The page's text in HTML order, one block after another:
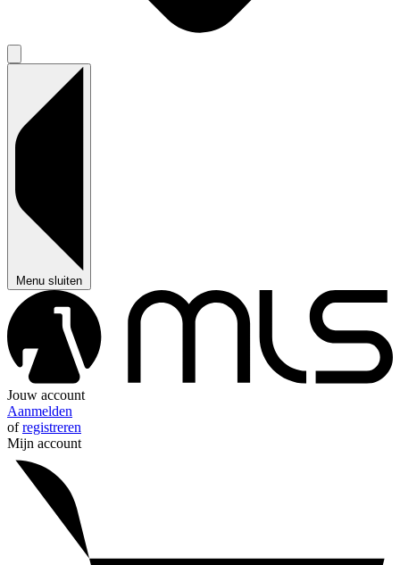
Menu sluiten
Jouw account
Aanmelden
ofregistreren
Mijn account